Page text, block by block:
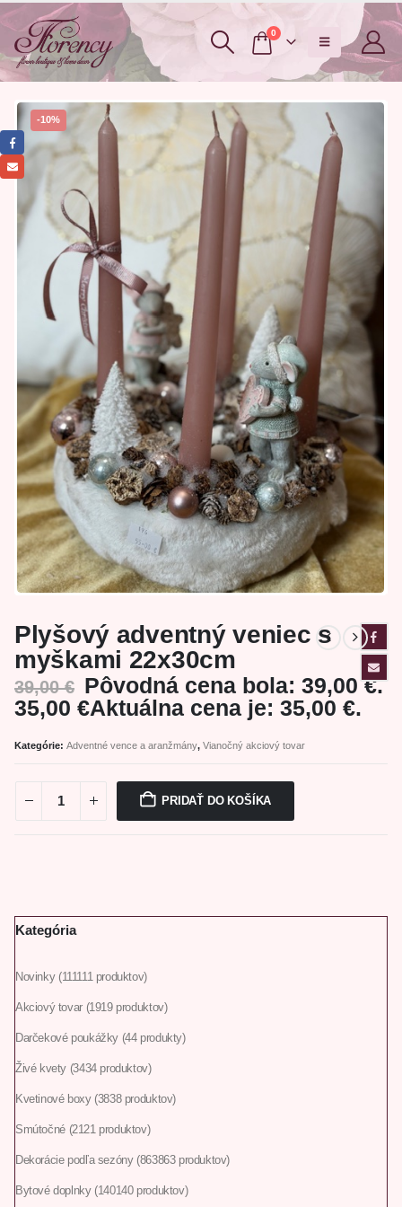
0
-10%
Plyšový adventný veniec s
myškami 22x30cm
39,00€ Pôvodná cena bola: 39,00 €.
35,00 €Aktuálna cena je: 35,00 €.
Kategórie: Adventné vence a aranžmány, Vianočný akciový tovar
PRIDAŤ DO KOŠÍKA
Kategória
Novinky 111111 produktov
Akciový tovar 1919 produktov
Darčekové poukážky 44 produkty
Živé kvety 3434 produktov
Kvetinové boxy 3838 produktov
Smútočné 2121 produktov
Dekorácie podľa sezóny 863863 produktov
Bytové doplnky 140140 produktov